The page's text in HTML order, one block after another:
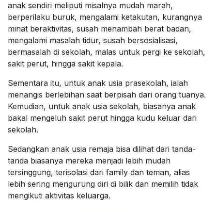
anak sendiri meliputi misalnya mudah marah,
berperilaku buruk, mengalami ketakutan, kurangnya
minat beraktivitas, susah menambah berat badan,
mengalami masalah tidur, susah bersosialisasi,
bermasalah di sekolah, malas untuk pergi ke sekolah,
sakit perut, hingga sakit kepala.
Sementara itu, untuk anak usia prasekolah, ialah
menangis berlebihan saat berpisah dari orang tuanya.
Kemudian, untuk anak usia sekolah, biasanya anak
bakal mengeluh sakit perut hingga kudu keluar dari
sekolah.
Sedangkan anak usia remaja bisa dilihat dari tanda-
tanda biasanya mereka menjadi lebih mudah
tersinggung, terisolasi dari family dan teman, alias
lebih sering mengurung diri di bilik dan memilih tidak
mengikuti aktivitas keluarga.